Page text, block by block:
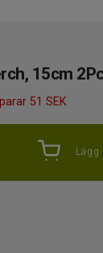
15cm
51 SEK
Lägg